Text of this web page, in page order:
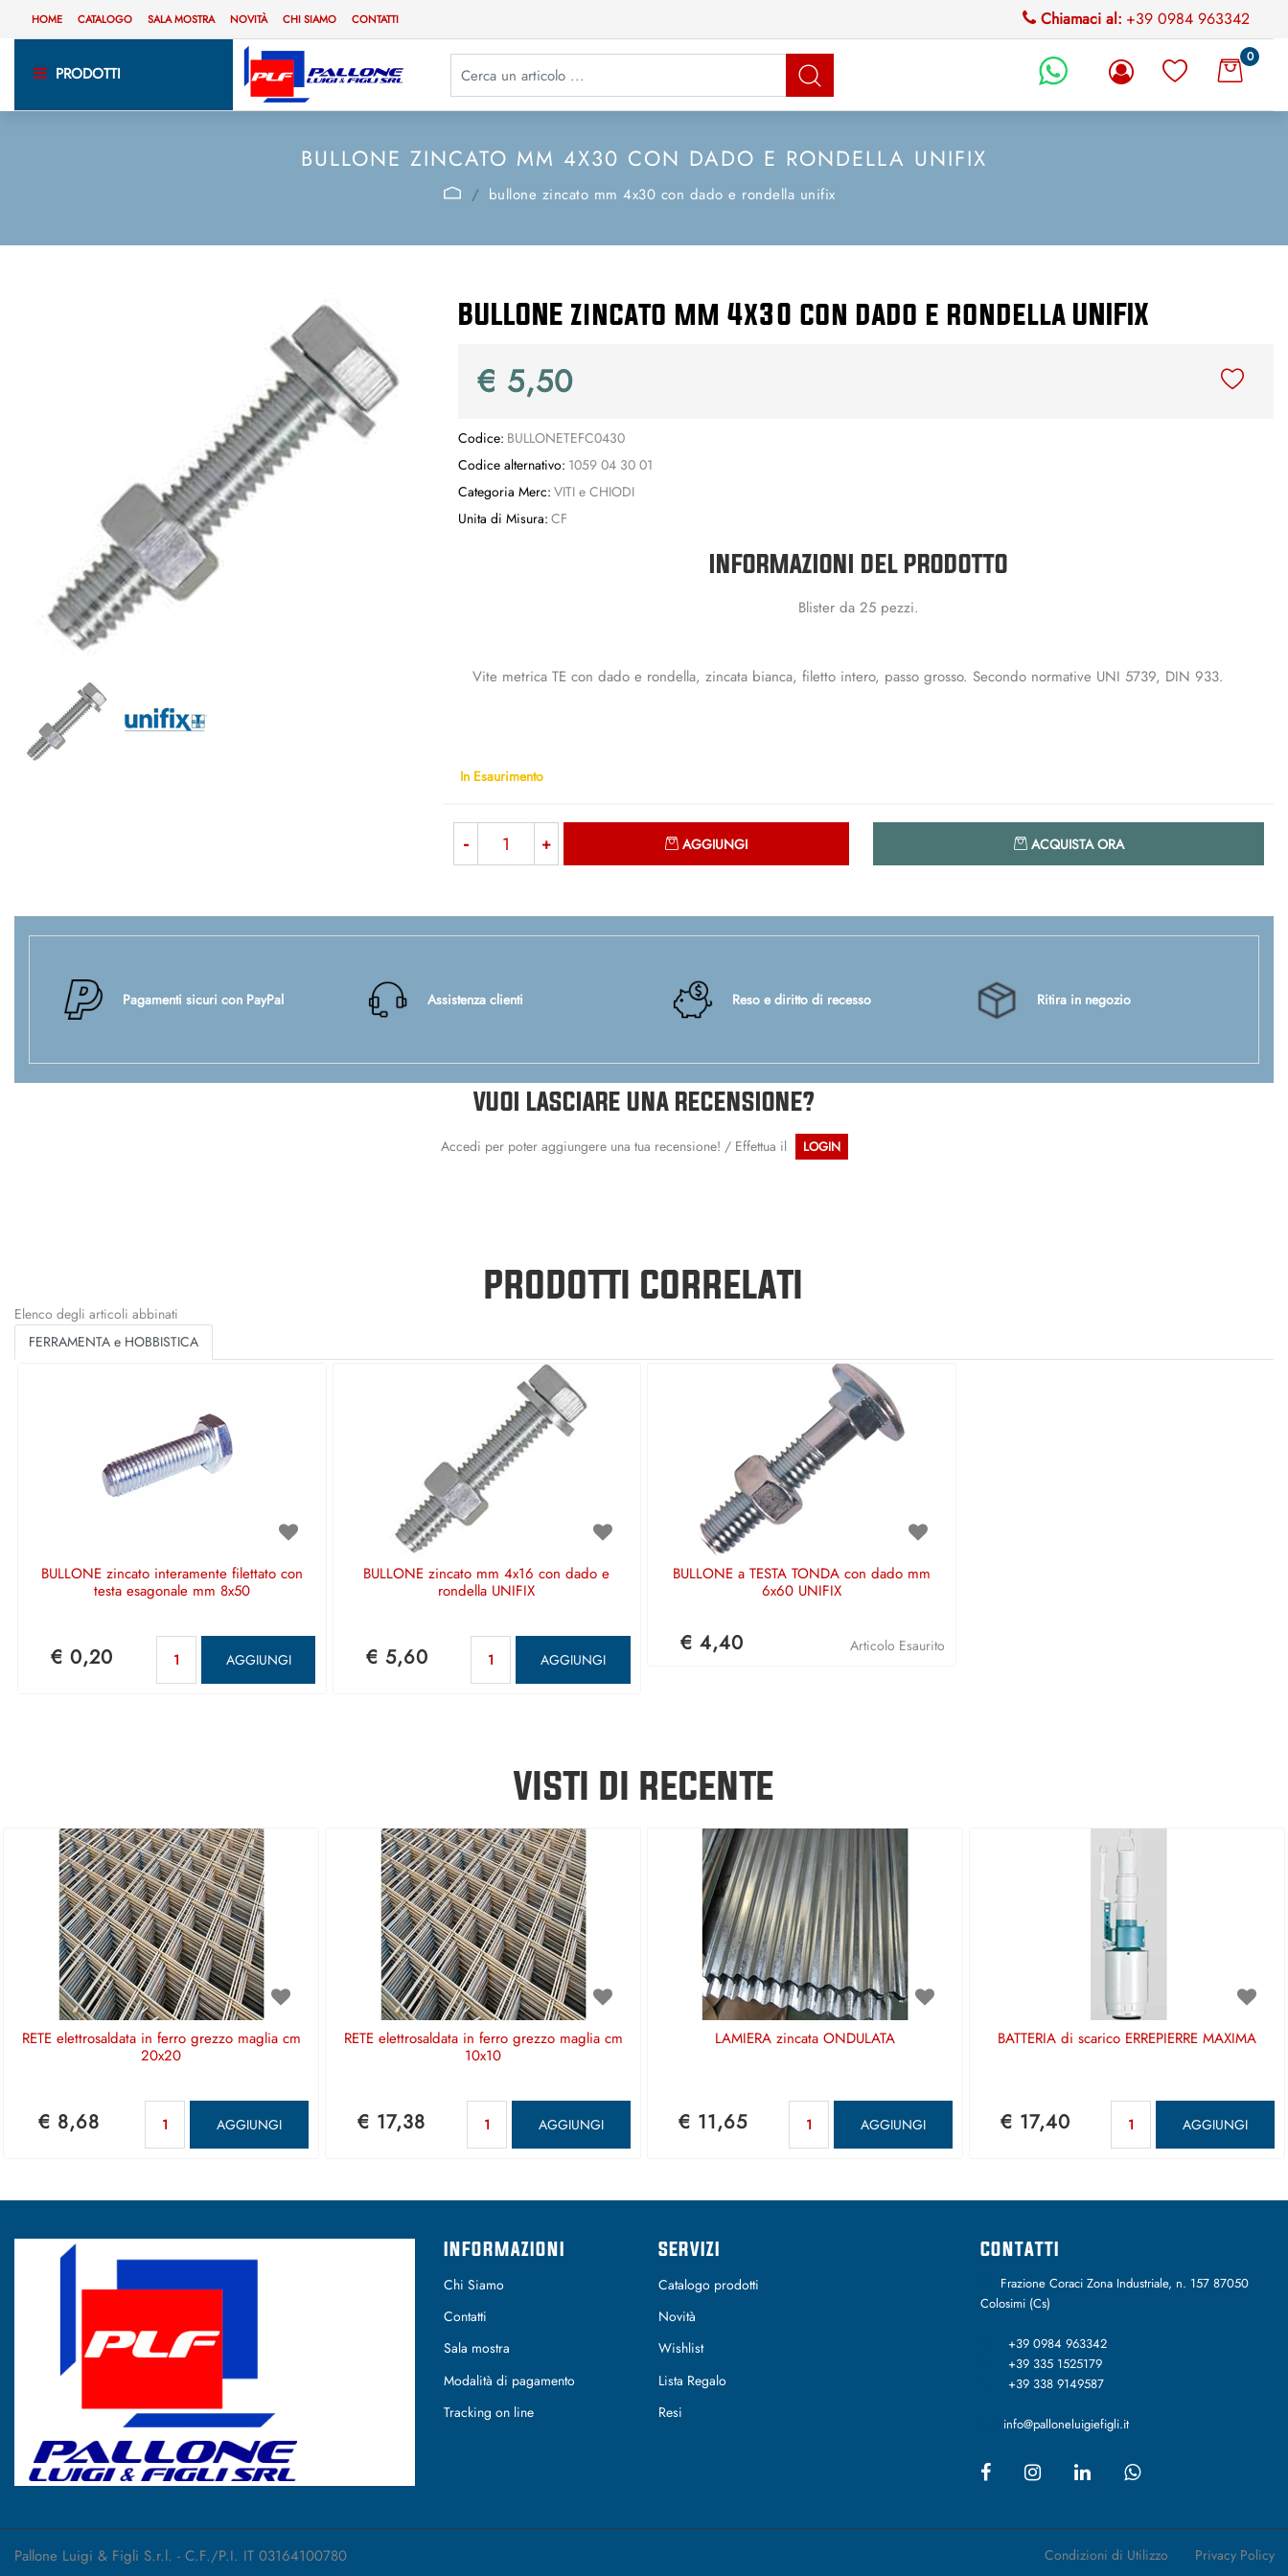
HOME CATALOGO SALA MOSTRA NOVITÀ CHI SIAMO CONTATTI Chiamaci al: +39 0984 963342
PRODOTTI
La modifica di un filtro aggiorna automaticamente gli altri filtri disponibili. 0
BULLONE ZINCATO MM 4X30 CON DADO E RONDELLA UNIFIX
bullone zincato mm 4x30 con dado e rondella unifix
BULLONE zincato mm 4x30 con dado e rondella UNIFIX
€ 5,50
Codice: BULLONETEFC0430
Codice alternativo: 1059 04 30 01
Categoria Merc: VITI e CHIODI
Unita di Misura: CF
INFORMAZIONI DEL PRODOTTO
Blister da 25 pezzi.
Vite metrica TE con dado e rondella, zincata bianca, filetto intero, passo grosso. Secondo normative UNI 5739, DIN 933.
In Esaurimento
AGGIUNGI ACQUISTA ORA
Pagamenti sicuri con PayPal Assistenza clienti Reso e diritto di recesso Ritira in negozio
VUOI LASCIARE UNA RECENSIONE?
Accedi per poter aggiungere una tua recensione! / Effettua il LOGIN
PRODOTTI CORRELATI
Elenco degli articoli abbinati
FERRAMENTA e HOBBISTICA
BULLONE zincato interamente filettato con
testa esagonale mm 8x50
€ 0,20 AGGIUNGI
BULLONE zincato mm 4x16 con dado e
rondella UNIFIX
€ 5,60 AGGIUNGI
BULLONE a TESTA TONDA con dado mm
6x60 UNIFIX
€ 4,40 Articolo Esaurito
VISTI DI RECENTE
RETE elettrosaldata in ferro grezzo maglia cm
20x20
€ 8,68 AGGIUNGI
RETE elettrosaldata in ferro grezzo maglia cm
10x10
€ 17,38 AGGIUNGI
LAMIERA zincata ONDULATA
€ 11,65 AGGIUNGI
BATTERIA di scarico ERREPIERRE MAXIMA
€ 17,40 AGGIUNGI
INFORMAZIONI
Chi Siamo
Contatti
Sala mostra
Modalità di pagamento
Tracking on line
SERVIZI
Catalogo prodotti
Novità
Wishlist
Lista Regalo
Resi
CONTATTI
Frazione Coraci Zona Industriale, n. 157 87050
Colosimi (Cs)
+39 0984 963342
+39 335 1525179
+39 338 9149587
info@palloneluigiefigli.it
Pallone Luigi & Figli S.r.l. - C.F./P.I. IT 03164100780 Condizioni di Utilizzo Privacy Policy